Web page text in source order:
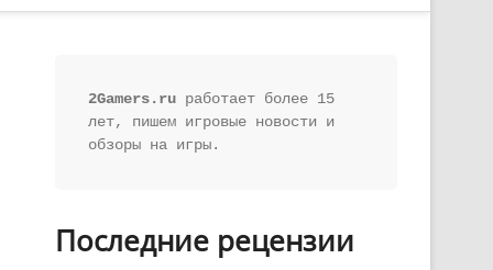
2Gamers.ru работает более 15
лет, пишем игровые новости и
обзоры на игры.
Последние рецензии